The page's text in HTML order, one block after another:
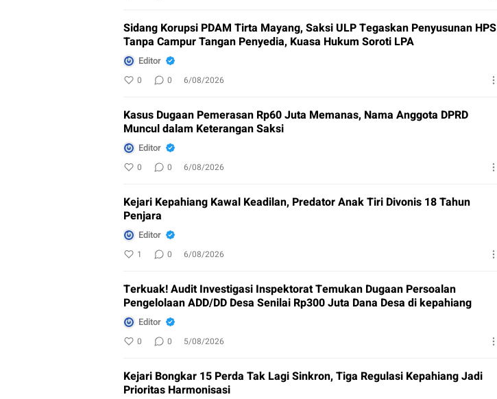
Sidang Korupsi PDAM Tirta Mayang, Saksi ULP Tegaskan Penyusunan HPS
Tanpa Campur Tangan Penyedia, Kuasa Hukum Soroti LPA
Editor
0 0 6/08/2026
Kasus Dugaan Pemerasan Rp60 Juta Memanas, Nama Anggota DPRD
Muncul dalam Keterangan Saksi
Editor
0 0 6/08/2026
Kejari Kepahiang Kawal Keadilan, Predator Anak Tiri Divonis 18 Tahun
Penjara
Editor
1 0 6/08/2026
Terkuak! Audit Investigasi Inspektorat Temukan Dugaan Persoalan
Pengelolaan ADD/DD Desa Senilai Rp300 Juta Dana Desa di kepahiang
Editor
0 0 5/08/2026
Kejari Bongkar 15 Perda Tak Lagi Sinkron, Tiga Regulasi Kepahiang Jadi
Prioritas Harmonisasi